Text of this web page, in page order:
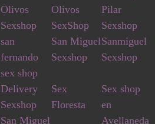
Olivos
Sexshop
Olivos
SexShop
Pilar
Sexshop
san
fernando
sex shop
San Miguel
Sexshop
Sanmiguel
Sexshop
Delivery
Sexshop
San Miguel
Sex
Floresta
Sex shop
en
Avellaneda